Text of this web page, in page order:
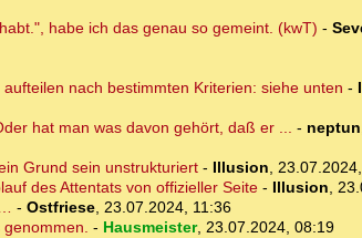
habe ich das genau so gemeint. (kwT) -
nach bestimmten Kriterien: siehe unten -
hat man was davon gehört, daß er ... - neptun
Grund sein unstrukturiert- Illusion,
des Attentats von offizieller Seite- Illusion,
- Ostfriese, 23.07.2024, 11:36
- Hausmeister, 23.07.2024, 08:19